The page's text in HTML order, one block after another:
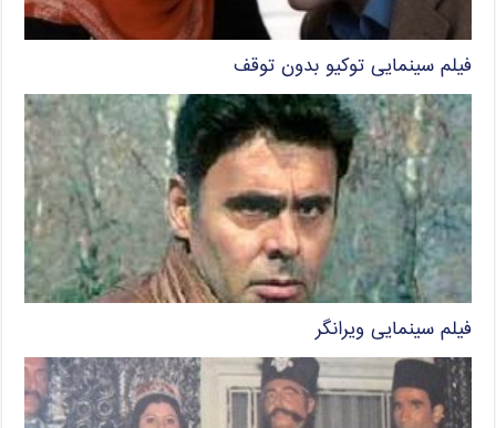
فیلم سینمایی توکیو بدون توقف
فیلم سینمایی ویرانگر